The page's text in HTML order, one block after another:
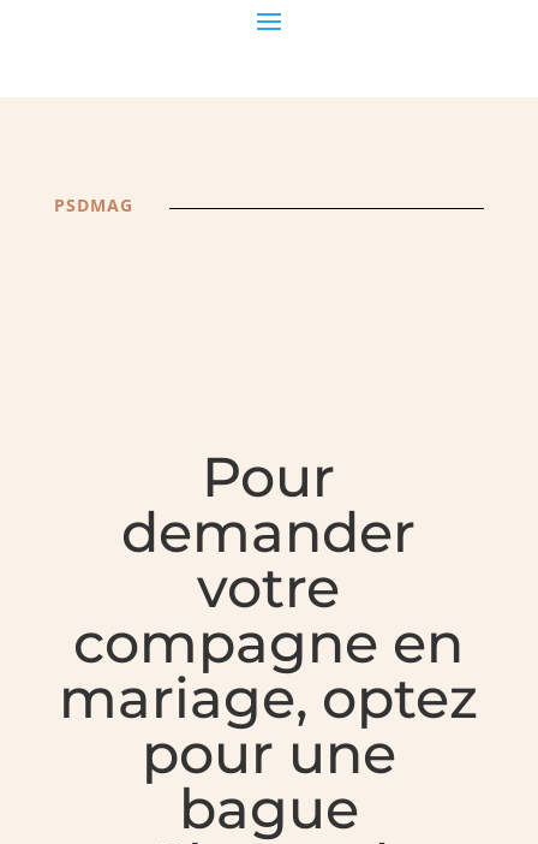
PSDMAG
Pour
demander
votre
compagne en
mariage, optez
pour une
bague